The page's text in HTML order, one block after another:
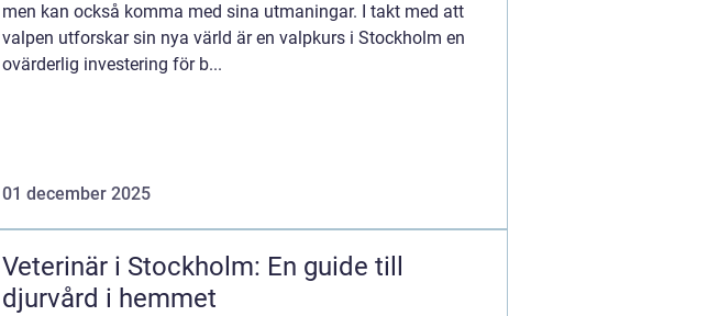
men kan också komma med sina utmaningar. I takt med att
valpen utforskar sin nya värld är en valpkurs i Stockholm en
ovärderlig investering för b...
01 december 2025
Veterinär i Stockholm: En guide till
djurvård i hemmet